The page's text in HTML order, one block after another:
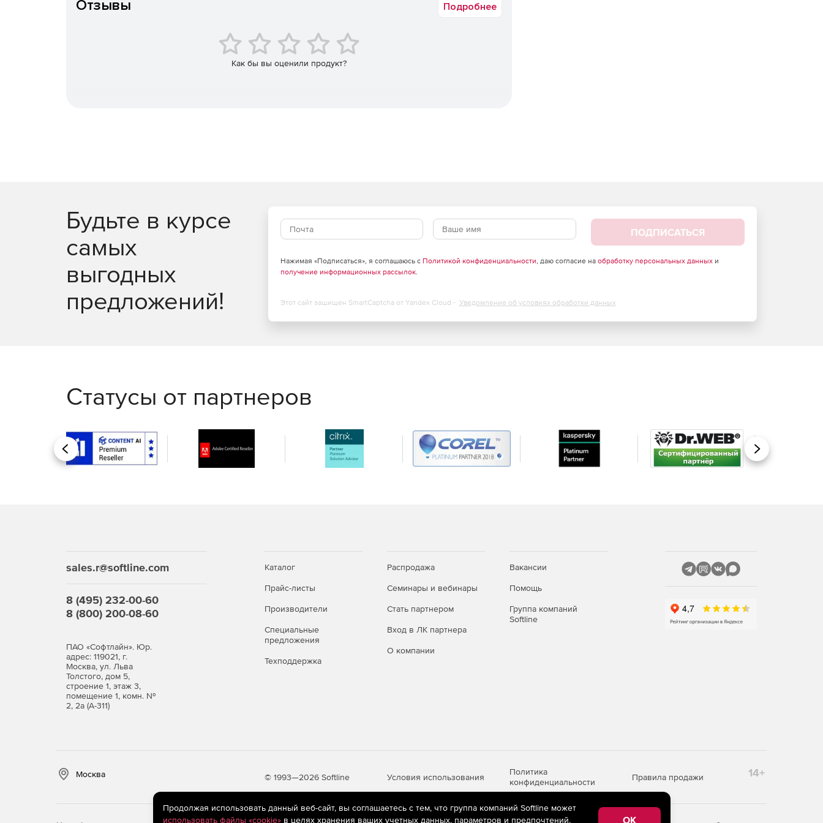
Особенности доставки
менеджерам Softline.
Отзывы Подробнее
Как бы вы оценили продукт?
Будьте в курсе
самых
выгодных
предложений!
ПОДПИСАТЬСЯ
Нажимая «Подписаться», я соглашаюсь с Политикой конфиденциальности, даю согласие на обработку персональных данныхи
получение информационных рассылок.
Этот сайт защищен SmartCaptcha от Yandex Cloud - Уведомление об условиях обработки данных
Статусы от партнеров
Назад Вперед
sales.r@softline.com
8 (495) 232-00-60
8 (800) 200-08-60
ПАО «Софтлайн». Юр.
адрес: 119021, г.
Москва, ул. Льва
Толстого, дом 5,
строение 1, этаж 3,
помещение 1, комн. №
2, 2а (А-311)
Каталог
Прайс-листы
Производители
Специальные
предложения
Техподдержка
Распродажа
Семинары и вебинары
Стать партнером
Вход в ЛК партнера
О компании
Вакансии
Помощь
Группа компаний
Softline
Москва © 1993—2026 Softline Условия использования
Политика
конфиденциальности
Правила продажи 14+
Продолжая использовать данный веб-сайт, вы соглашаетесь с тем, что группа компаний Softline может
использовать файлы «cookie»в целях хранения ваших учетных данных, параметров и предпочтений, OK